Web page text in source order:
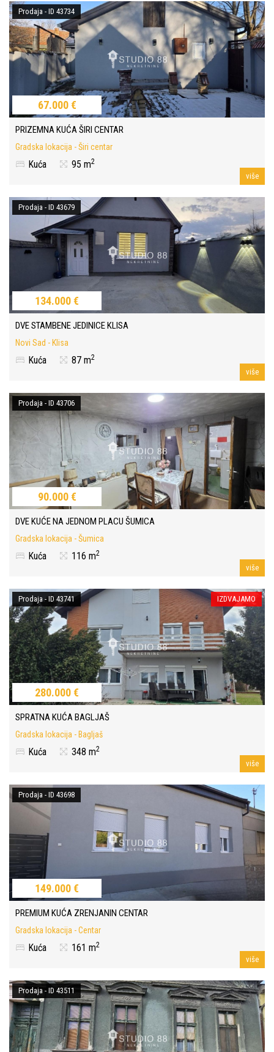
Prodaja - ID 43734
67.000 €
PRIZEMNA KUĆA ŠIRI CENTAR
Gradska lokacija - Širi centar
Kuća 95 m2
više
Prodaja - ID 43679
134.000 €
DVE STAMBENE JEDINICE KLISA
Novi Sad - Klisa
Kuća 87 m2
više
Prodaja - ID 43706
90.000 €
DVE KUĆE NA JEDNOM PLACU ŠUMICA
Gradska lokacija - Šumica
Kuća 116 m2
više
IZDVAJAMO
Prodaja - ID 43741
280.000 €
SPRATNA KUĆA BAGLJAŠ
Gradska lokacija - Bagljaš
Kuća 348 m2
više
Prodaja - ID 43698
149.000 €
PREMIUM KUĆA ZRENJANIN CENTAR
Gradska lokacija - Centar
Kuća 161 m2
više
Prodaja - ID 43511